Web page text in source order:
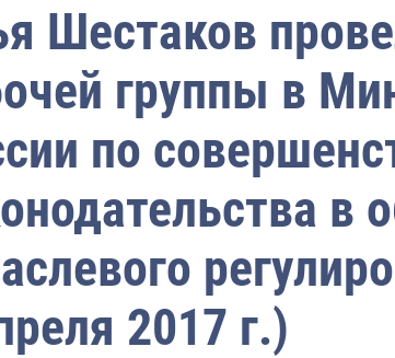
Шестаков
группы в
по
в
2017 г.)